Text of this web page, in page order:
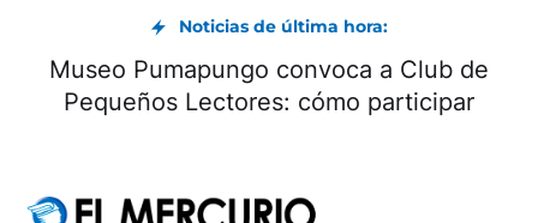
Noticias de última hora:
Murió Jorge Messi, padre de Lionel Messi, a
los 68 años